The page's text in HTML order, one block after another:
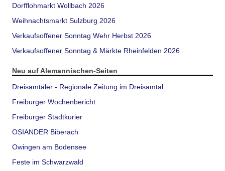
Dorfflohmarkt Wollbach 2026
Weihnachtsmarkt Sulzburg 2026
Verkaufsoffener Sonntag Wehr Herbst 2026
Verkaufsoffener Sonntag & Märkte Rheinfelden 2026
Neu auf Alemannischen-Seiten
Dreisamtäler - Regionale Zeitung im Dreisamtal
Freiburger Wochenbericht
Freiburger Stadtkurier
OSIANDER Biberach
Owingen am Bodensee
Feste im Schwarzwald